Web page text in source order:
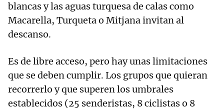
blancas y las aguas turquesa de calas como
Macarella, Turqueta o Mitjana invitan al
descanso.
Es de libre acceso, pero hay unas limitaciones
que se deben cumplir. Los grupos que quieran
recorrerlo y que superen los umbrales
establecidos (25 senderistas, 8 ciclistas o 8